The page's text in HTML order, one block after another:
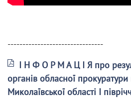
--------------------------------
І Н Ф О Р М А Ц І Я про
органів обласної прокуратури
Миколаївської області І